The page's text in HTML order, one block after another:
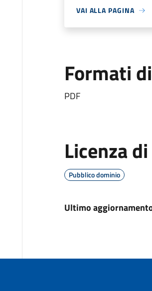
VAI ALLA PAGINA
Formati
PDF
Licenza
Pubblico dominio
Ultimo